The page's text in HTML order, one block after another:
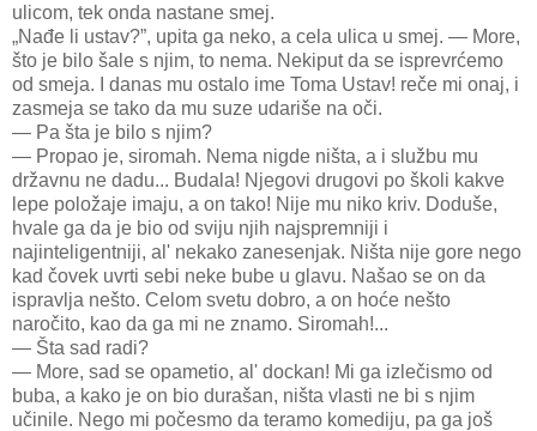
ulicom, tek onda nastane smej.
„Nađe li ustav?”, upita ga neko, a cela ulica u smej. — More,
što je bilo šale s njim, to nema. Nekiput da se isprevrćemo
od smeja. I danas mu ostalo ime Toma Ustav! reče mi onaj, i
zasmeja se tako da mu suze udariše na oči.
— Pa šta je bilo s njim?
— Propao je, siromah. Nema nigde ništa, a i službu mu
državnu ne dadu... Budala! Njegovi drugovi po školi kakve
lepe položaje imaju, a on tako! Nije mu niko kriv. Doduše,
hvale ga da je bio od sviju njih najspremniji i
najinteligentniji, al' nekako zanesenjak. Ništa nije gore nego
kad čovek uvrti sebi neke bube u glavu. Našao se on da
ispravlja nešto. Celom svetu dobro, a on hoće nešto
naročito, kao da ga mi ne znamo. Siromah!...
— Šta sad radi?
— More, sad se opametio, al' dockan! Mi ga izlečismo od
buba, a kako je on bio durašan, ništa vlasti ne bi s njim
učinile. Nego mi počesmo da teramo komediju, pa ga još